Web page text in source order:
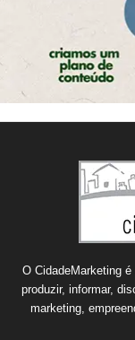
O CidadeMarketing
produzir, informar,
marketing,